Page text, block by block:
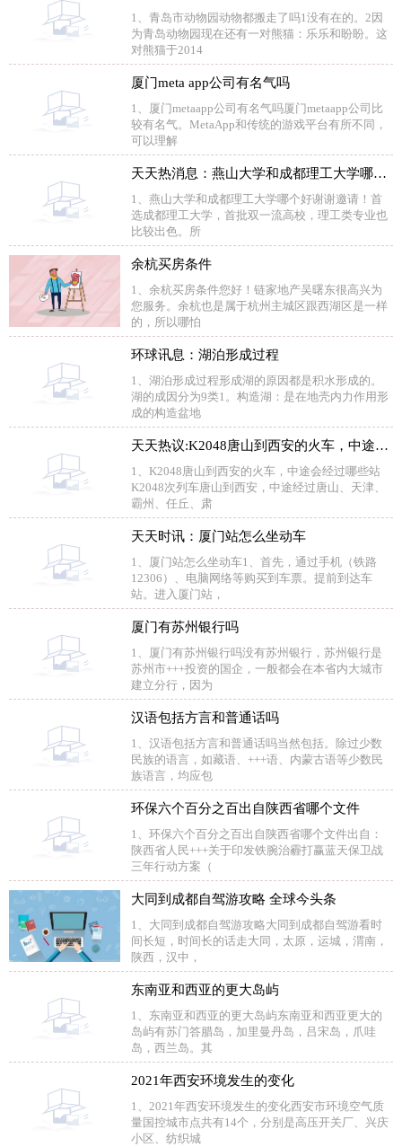
1、青岛市动物园动物都搬走了吗1没有在的。2因
为青岛动物园现在还有一对熊猫：乐乐和盼盼。这
对熊猫于2014
厦门meta app公司有名气吗
1、厦门metaapp公司有名气吗厦门metaapp公司比
较有名气。MetaApp和传统的游戏平台有所不同，
可以理解
天天热消息：燕山大学和成都理工大学哪个好
1、燕山大学和成都理工大学哪个好谢谢邀请！首
选成都理工大学，首批双一流高校，理工类专业也
比较出色。所
余杭买房条件
1、余杭买房条件您好！链家地产吴曙东很高兴为
您服务。余杭也是属于杭州主城区跟西湖区是一样
的，所以哪怕
环球讯息：湖泊形成过程
1、湖泊形成过程形成湖的原因都是积水形成的。
湖的成因分为9类1。构造湖：是在地壳内力作用形
成的构造盆地
天天热议:K2048唐山到西安的火车，中途会经过哪些站
1、K2048唐山到西安的火车，中途会经过哪些站
K2048次列车唐山到西安，中途经过唐山、天津、
霸州、任丘、肃
天天时讯：厦门站怎么坐动车
1、厦门站怎么坐动车1、首先，通过手机（铁路
12306）、电脑网络等购买到车票。提前到达车
站。进入厦门站，
厦门有苏州银行吗
1、厦门有苏州银行吗没有苏州银行，苏州银行是
苏州市+++投资的国企，一般都会在本省内大城市
建立分行，因为
汉语包括方言和普通话吗
1、汉语包括方言和普通话吗当然包括。除过少数
民族的语言，如藏语、+++语、内蒙古语等少数民
族语言，均应包
环保六个百分之百出自陕西省哪个文件
1、环保六个百分之百出自陕西省哪个文件出自：
陕西省人民+++关于印发铁腕治霾打赢蓝天保卫战
三年行动方案（
大同到成都自驾游攻略 全球今头条
1、大同到成都自驾游攻略大同到成都自驾游看时
间长短，时间长的话走大同，太原，运城，渭南，
陕西，汉中，
东南亚和西亚的更大岛屿
1、东南亚和西亚的更大岛屿东南亚和西亚更大的
岛屿有苏门答腊岛，加里曼丹岛，吕宋岛，爪哇
岛，西兰岛。其
2021年西安环境发生的变化
1、2021年西安环境发生的变化西安市环境空气质
量国控城市点共有14个，分别是高压开关厂、兴庆
小区、纺织城